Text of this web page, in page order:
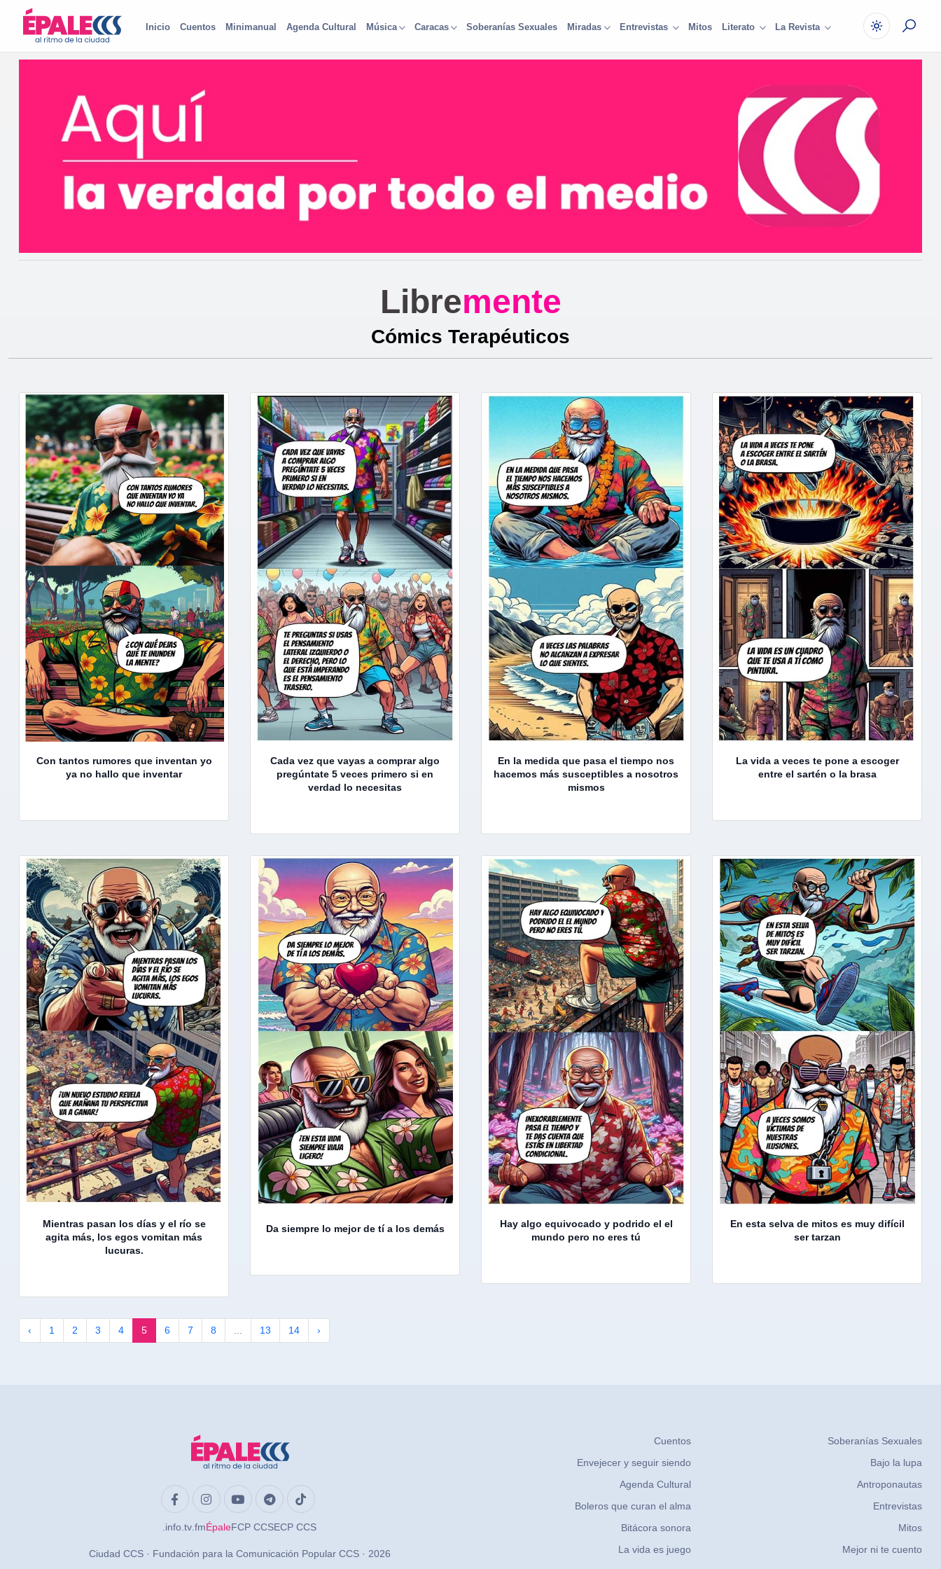
Inicio Cuentos Minimanual Agenda Cultural Música Caracas Soberanías Sexuales Miradas Entrevistas Mitos Literato La Revista
Libremente
Cómics Terapéuticos
Con tantos rumores que inventan yo
ya no hallo que inventar
Cada vez que vayas a comprar algo
pregúntate 5 veces primero si en
verdad lo necesitas
En la medida que pasa el tiempo nos
hacemos más susceptibles a nosotros
mismos
La vida a veces te pone a escoger
entre el sartén o la brasa
Mientras pasan los días y el río se
agita más, los egos vomitan más
lucuras.
Da siempre lo mejor de tí a los demás
Hay algo equivocado y podrido el el
mundo pero no eres tú
En esta selva de mitos es muy difícil
ser tarzan
‹ 1 2 3 4 5 6 7 8 13 14 ›
.info.tv.fmÉpaleFCP CCSECP CCS
Ciudad CCS · Fundación para la Comunicación Popular CCS · 2026
Cuentos
Envejecer y seguir siendo
Agenda Cultural
Boleros que curan el alma
Bitácora sonora
La vida es juego
Soberanías Sexuales
Bajo la lupa
Antroponautas
Entrevistas
Mitos
Mejor ni te cuento